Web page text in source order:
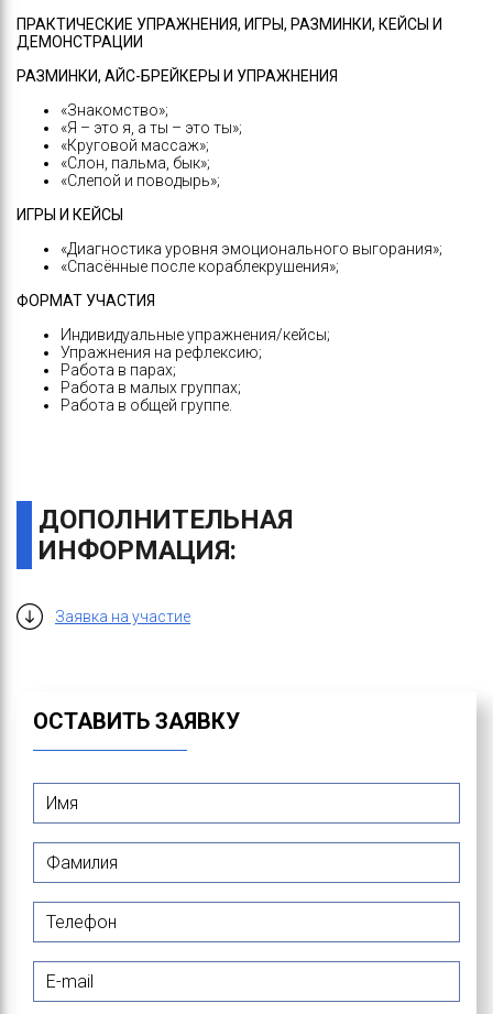
ПРАКТИЧЕСКИЕ УПРАЖНЕНИЯ, ИГРЫ, РАЗМИНКИ, КЕЙСЫ И
ДЕМОНСТРАЦИИ
РАЗМИНКИ, АЙС-БРЕЙКЕРЫ И УПРАЖНЕНИЯ
«Знакомство»;
«Я – это я, а ты – это ты»;
«Круговой массаж»;
«Слон, пальма, бык»;
«Слепой и поводырь»;
ИГРЫ И КЕЙСЫ
«Диагностика уровня эмоционального выгорания»;
«Спасённые после кораблекрушения»;
ФОРМАТ УЧАСТИЯ
Индивидуальные упражнения/кейсы;
Упражнения на рефлексию;
Работа в парах;
Работа в малых группах;
Работа в общей группе.
ДОПОЛНИТЕЛЬНАЯ
ИНФОРМАЦИЯ:
Заявка на участие
ОСТАВИТЬ ЗАЯВКУ
Телефон